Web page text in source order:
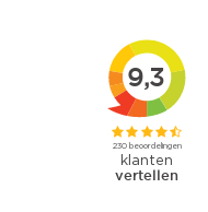
Action
Primair
menu